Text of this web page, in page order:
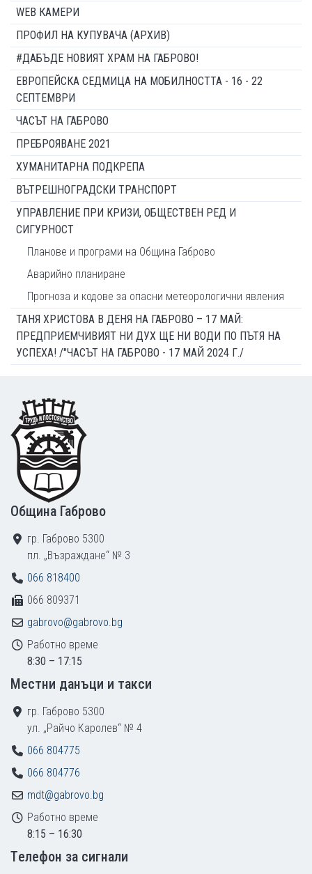
WEB КАМЕРИ
ПРОФИЛ НА КУПУВАЧА (АРХИВ)
#ДАБЪДЕ НОВИЯТ ХРАМ НА ГАБРОВО!
ЕВРОПЕЙСКА СЕДМИЦА НА МОБИЛНОСТТА - 16 - 22
СЕПТЕМВРИ
ЧАСЪТ НА ГАБРОВО
ПРЕБРОЯВАНЕ 2021
ХУМАНИТАРНА ПОДКРЕПА
ВЪТРЕШНОГРАДСКИ ТРАНСПОРТ
УПРАВЛЕНИЕ ПРИ КРИЗИ, ОБЩЕСТВЕН РЕД И
СИГУРНОСТ
Планове и програми на Община Габрово
Аварийно планиране
Прогноза и кодове за опасни метеорологични явления
ТАНЯ ХРИСТОВА В ДЕНЯ НА ГАБРОВО – 17 МАЙ:
ПРЕДПРИЕМЧИВИЯТ НИ ДУХ ЩЕ НИ ВОДИ ПО ПЪТЯ НА
УСПЕХА! /"ЧАСЪТ НА ГАБРОВО - 17 МАЙ 2024 Г./
Footer
Община Габрово
гр. Габрово 5300
пл. „Възраждане“ № 3
066 818400
066 809371
gabrovo@gabrovo.bg
Работно време
8:30 – 17:15
Местни данъци и такси
гр. Габрово 5300
ул. „Райчо Каролев“ № 4
066 804775
066 804776
mdt@gabrovo.bg
Работно време
8:15 – 16:30
Tелефон за сигнали